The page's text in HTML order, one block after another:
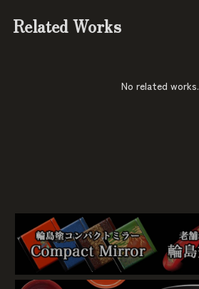
Related Works
No related works.